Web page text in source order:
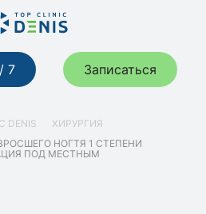
7 Записаться
DENIS
ХИРУРГИЯ
НОГТЯ 1 СТЕПЕНИ
ПОД МЕСТНЫМ